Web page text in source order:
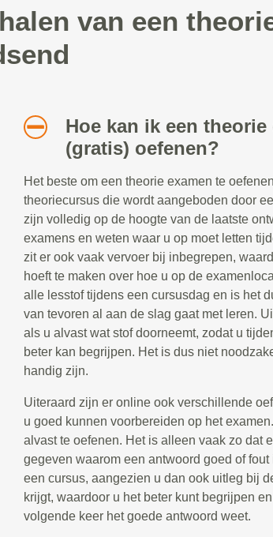
van een
Hoe kan ik een theorie
(gratis) oefenen?
Het beste om een theorie examen te
theoriecursus die wordt aangeboden door
zijn volledig op de hoogte van de laatste
examens en weten waar u op moet letten
zit er ook vaak vervoer bij inbegrepen,
hoeft te maken over hoe u op de
alle lesstof tijdens een cursusdag en is het
van tevoren al aan de slag gaat met leren.
als u alvast wat stof doorneemt, zodat u
beter kan begrijpen. Het is dus niet
handig zijn.
Uiteraard zijn er online ook verschillende
u goed kunnen voorbereiden op het
alvast te oefenen. Het is alleen vaak zo dat
gegeven waarom een antwoord goed of
een cursus, aangezien u dan ook uitleg bij
krijgt, waardoor u het beter kunt begrijpen
volgende keer het goede antwoord weet.